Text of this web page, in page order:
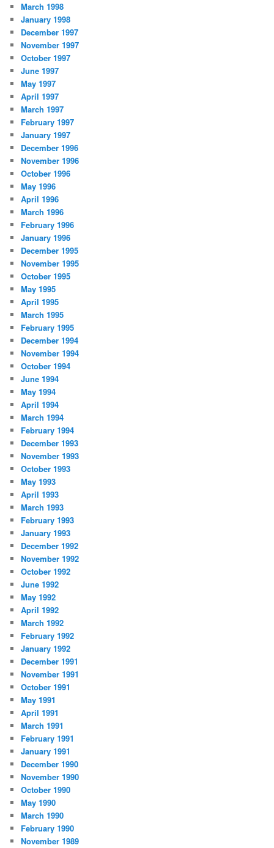
March 1998
January 1998
December 1997
November 1997
October 1997
June 1997
May 1997
April 1997
March 1997
February 1997
January 1997
December 1996
November 1996
October 1996
May 1996
April 1996
March 1996
February 1996
January 1996
December 1995
November 1995
October 1995
May 1995
April 1995
March 1995
February 1995
December 1994
November 1994
October 1994
June 1994
May 1994
April 1994
March 1994
February 1994
December 1993
November 1993
October 1993
May 1993
April 1993
March 1993
February 1993
January 1993
December 1992
November 1992
October 1992
June 1992
May 1992
April 1992
March 1992
February 1992
January 1992
December 1991
November 1991
October 1991
May 1991
April 1991
March 1991
February 1991
January 1991
December 1990
November 1990
October 1990
May 1990
March 1990
February 1990
November 1989